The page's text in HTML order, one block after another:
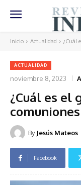
Inicio Actualidad ¿Cuál
ACTUALIDAD
noviembre 8, 2023
¿Cuál es el
By Jesús Mateos
Facebook